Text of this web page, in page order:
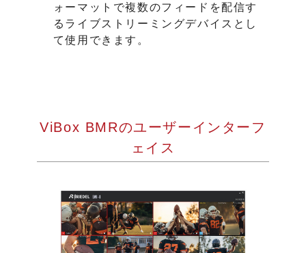
ォーマットで複数のフィードを配信す
るライブストリーミングデバイスとし
て使用できます。
ViBox BMRのユーザーインターフ
ェイス